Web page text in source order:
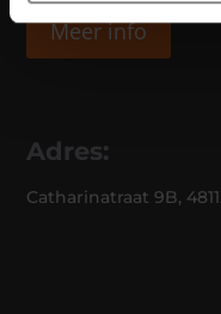
Meer info
Adres:
Catharinatraat 9B,